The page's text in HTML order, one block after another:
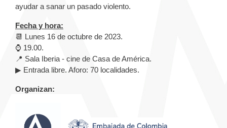
ayudar a sanar un pasado violento.
Fecha y hora:
📆 Lunes 16 de octubre de 2023.
⌚ 19.00.
📍 Sala Iberia - cine de Casa de América.
▶ Entrada libre. Aforo: 70 localidades.
Organizan: